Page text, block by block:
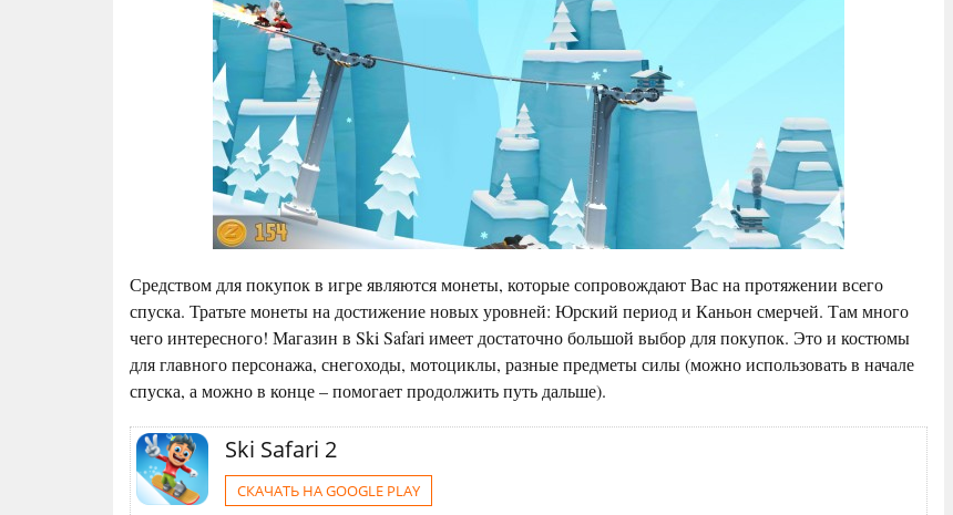
Средством для покупок в игре являются монеты, которые сопровождают Вас на протяжении всего
спуска. Тратьте монеты на достижение новых уровней: Юрский период и Каньон смерчей. Там много
чего интересного! Магазин в Ski Safari имеет достаточно большой выбор для покупок. Это и костюмы
для главного персонажа, снегоходы, мотоциклы, разные предметы силы (можно использовать в начале
спуска, а можно в конце – помогает продолжить путь дальше).
Ski Safari 2
СКАЧАТЬ НА GOOGLE PLAY